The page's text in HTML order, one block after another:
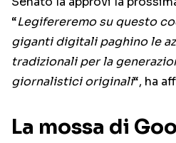
“Legifereremo su questo
giganti digitali paghino le
tradizionali per la
giornalistici originali“, ha
La mossa di